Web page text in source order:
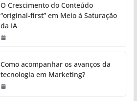
O Crescimento do Conteúdo
“original-first” em Meio à Saturação
da IA
Como acompanhar os avanços da
tecnologia em Marketing?